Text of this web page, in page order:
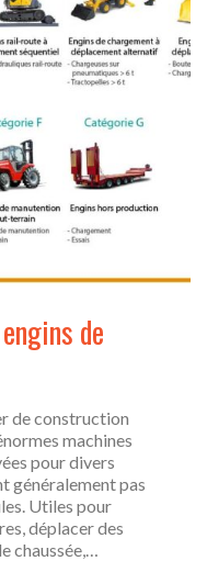
de
de construction
machines
pour divers
généralement pas
Utiles pour
déplacer des
chaussée,…